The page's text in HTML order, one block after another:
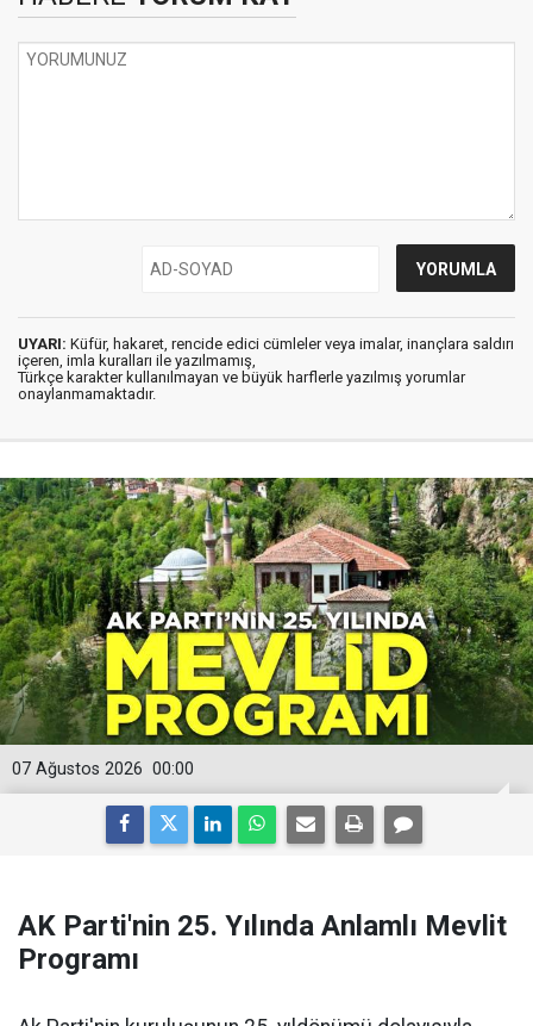
UYARI: Küfür, hakaret, rencide edici cümleler veya imalar, inançlara saldırı
içeren, imla kuralları ile yazılmamış,
Türkçe karakter kullanılmayan ve büyük harflerle yazılmış yorumlar
onaylanmamaktadır.
00:00
07 Ağustos 2026
AK Parti'nin 25. Yılında Anlamlı Mevlit
Programı